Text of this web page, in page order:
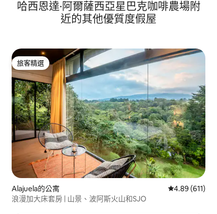
哈西恩達·阿爾薩西亞星巴克咖啡農場附
近的其他優質度假屋
旅客精選
旅客精選
Alajuela的公寓 從 611 則評價
4.89 (611)
浪漫加大床套房 | 山景、波阿斯火山和SJO